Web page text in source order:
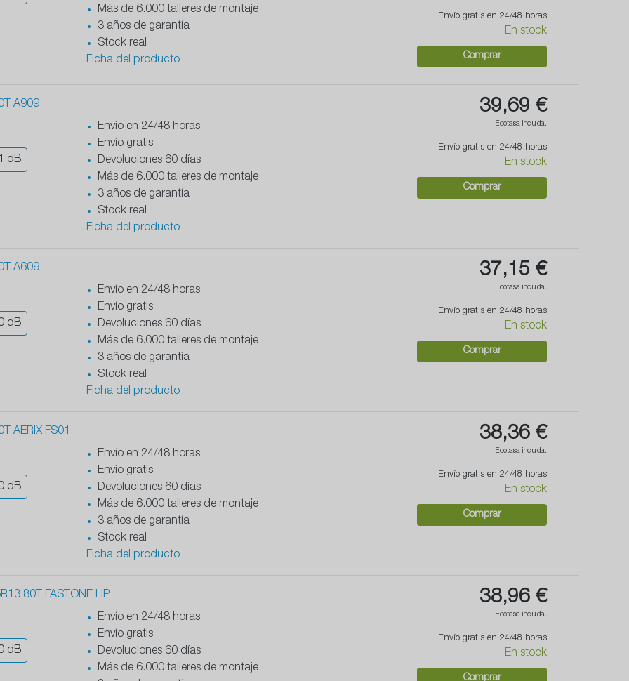
Más de 6.000 talleres de montaje
3 años de garantía
Stock real
Ficha del producto
Envío gratis en 24/48 horas
En stock
Comprar
A909
dB
Envío en 24/48 horas
Envío gratis
Devoluciones 60 días
Más de 6.000 talleres de montaje
3 años de garantía
Stock real
Ficha del producto
39,69 €
Ecotasa incluida.
Envío gratis en 24/48 horas
En stock
Comprar
A609
dB
Envío en 24/48 horas
Envío gratis
Devoluciones 60 días
Más de 6.000 talleres de montaje
3 años de garantía
Stock real
Ficha del producto
37,15 €
Ecotasa incluida.
Envío gratis en 24/48 horas
En stock
Comprar
AERIX FS01
dB
Envío en 24/48 horas
Envío gratis
Devoluciones 60 días
Más de 6.000 talleres de montaje
3 años de garantía
Stock real
Ficha del producto
38,36 €
Ecotasa incluida.
Envío gratis en 24/48 horas
En stock
Comprar
80T FASTONE HP
dB
Envío en 24/48 horas
Envío gratis
Devoluciones 60 días
Más de 6.000 talleres de montaje
38,96 €
Ecotasa incluida.
Envío gratis en 24/48 horas
En stock
Comprar